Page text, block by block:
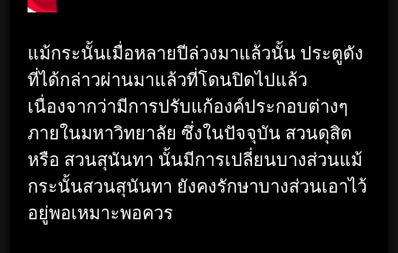
แม้กระนั้นเมื่อหลายปีล่วงมาแล้วนั้น ประตูดัง
ที่ได้กล่าวผ่านมาแล้วที่โดนปิดไปแล้ว
เนื่องจากว่ามีการปรับแก้องค์ประกอบต่างๆ
ภายในมหาวิทยาลัย ซึ่งในปัจจุบัน สวนดุสิต
หรือ สวนสุนันทา นั้นมีการเปลี่ยนบางส่วนแม้
กระนั้นสวนสุนันทา ยังคงรักษาบางส่วนเอาไว้
อยู่พอเหมาะพอควร